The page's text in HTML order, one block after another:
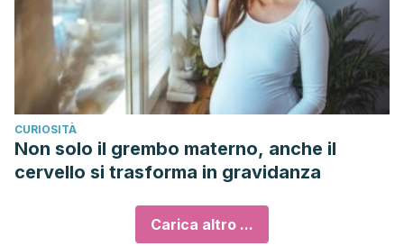
CURIOSITÀ
Non solo il grembo materno, anche il
cervello si trasforma in gravidanza
Carica altro ...